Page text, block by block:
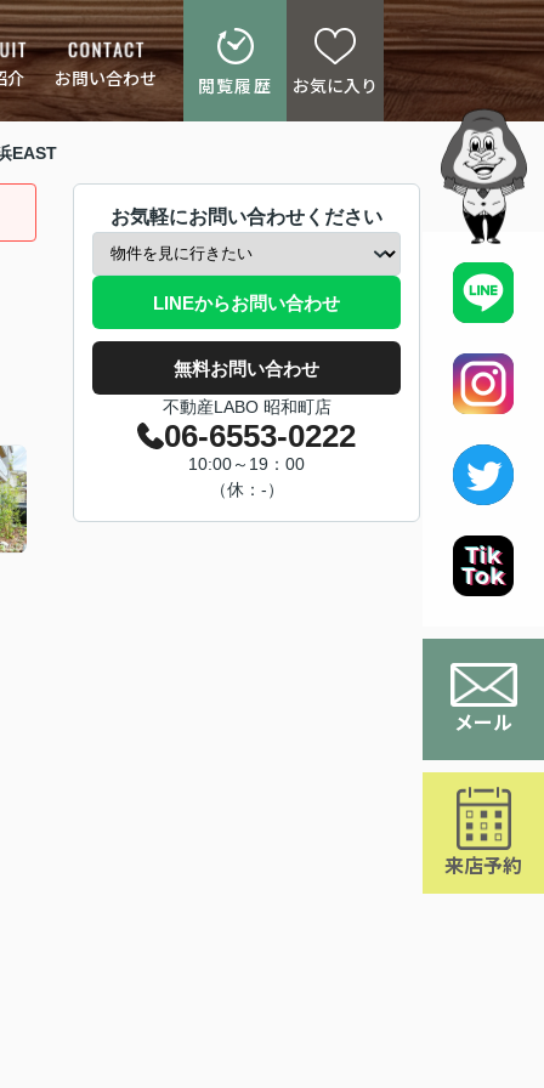
介 お問い合わせ 閲覧履歴 お気に入り
メール
来店予約
EAST
お気軽にお問い合わせください
LINEからお問い合わせ
無料お問い合わせ
不動産LABO 昭和町店
06-6553-0222
10:00～19：00
（休：-）